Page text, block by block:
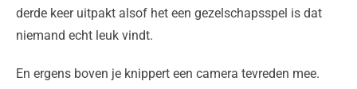
derde keer uitpakt alsof het een gezelschapsspel is dat
niemand echt leuk vindt.
En ergens boven je knippert een camera tevreden mee.